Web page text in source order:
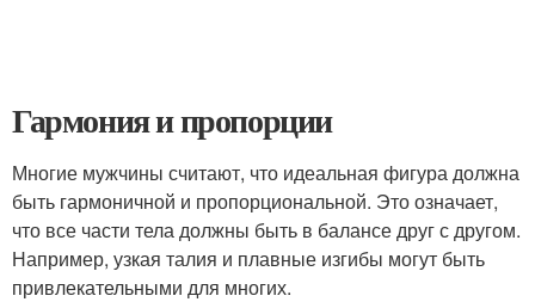
Гармония и пропорции
Многие мужчины считают, что идеальная фигура должна
быть гармоничной и пропорциональной. Это означает,
что все части тела должны быть в балансе друг с другом.
Например, узкая талия и плавные изгибы могут быть
привлекательными для многих.